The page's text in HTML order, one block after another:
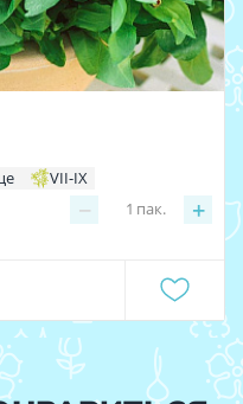
VII-IX
− +
1 пак.